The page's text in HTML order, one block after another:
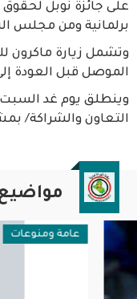
على جائزة نوبل
برلمانية ومن مجلس
وتشمل زيارة ماكرون
الموصل قبل العودة
وينطلق يوم غد السبت
التعاون والشراكة/
عامة ومنوعات